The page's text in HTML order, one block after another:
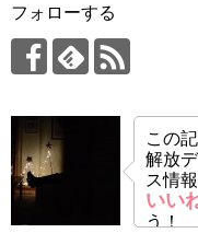
フォローする
この
解放
ス情報
いい
う！